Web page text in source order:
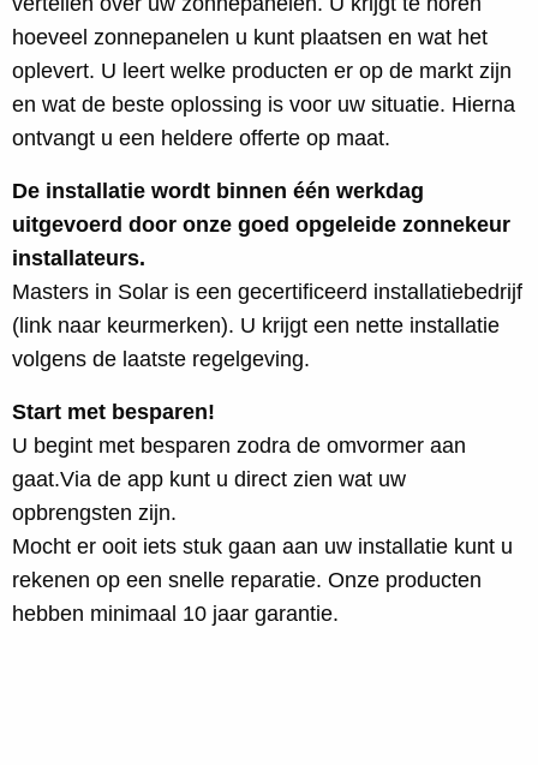
hoeveel zonnepanelen u kunt plaatsen en wat het
oplevert. U leert welke producten er op de markt zijn
en wat de beste oplossing is voor uw situatie. Hierna
ontvangt u een heldere offerte op maat.
De installatie wordt binnen één werkdag
uitgevoerd door onze goed opgeleide zonnekeur
installateurs.
Masters in Solar is een gecertificeerd installatiebedrijf
(link naar keurmerken). U krijgt een nette installatie
volgens de laatste regelgeving.
Start met besparen!
U begint met besparen zodra de omvormer aan
gaat.Via de app kunt u direct zien wat uw
opbrengsten zijn.
Mocht er ooit iets stuk gaan aan uw installatie kunt u
rekenen op een snelle reparatie. Onze producten
hebben minimaal 10 jaar garantie.